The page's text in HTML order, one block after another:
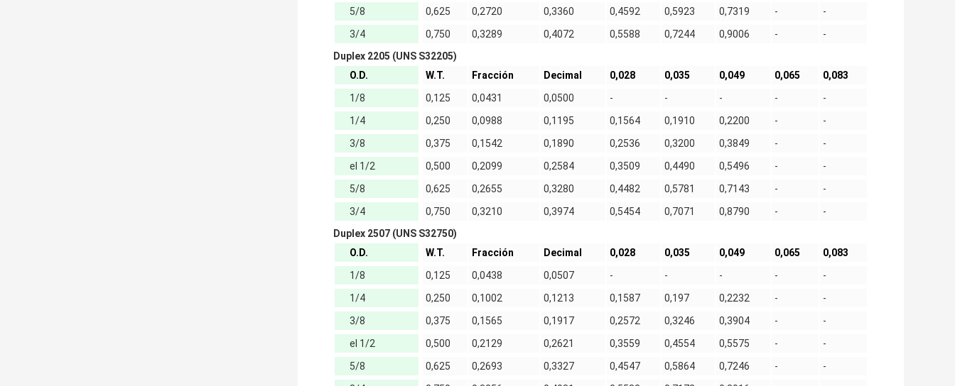
5/8
0,625 0,2720 0,3360 0,4592 0,5923 0,7319 -
-
3/4
0,750 0,3289 0,4072 0,5588 0,7244 0,9006 -
-
Duplex 2205 (UNS S32205)
O.D.
W.T. Fracción Decimal 0,028 0,035 0,049 0,065
0,083
1/8
0,125 0,0431 0,0500 - - - -
-
1/4
0,250 0,0988 0,1195 0,1564 0,1910 0,2200 -
-
3/8
0,375 0,1542 0,1890 0,2536 0,3200 0,3849 -
-
el 1/2
0,500 0,2099 0,2584 0,3509 0,4490 0,5496 -
-
5/8
0,625 0,2655 0,3280 0,4482 0,5781 0,7143 -
-
3/4
0,750 0,3210 0,3974 0,5454 0,7071 0,8790 -
-
Duplex 2507 (UNS S32750)
O.D.
W.T. Fracción Decimal 0,028 0,035 0,049 0,065
0,083
1/8
0,125 0,0438 0,0507 - - - -
-
1/4
0,250 0,1002 0,1213 0,1587 0,197 0,2232 -
-
3/8
0,375 0,1565 0,1917 0,2572 0,3246 0,3904 -
-
el 1/2
0,500 0,2129 0,2621 0,3559 0,4554 0,5575 -
-
5/8
0,625 0,2693 0,3327 0,4547 0,5864 0,7246 -
-